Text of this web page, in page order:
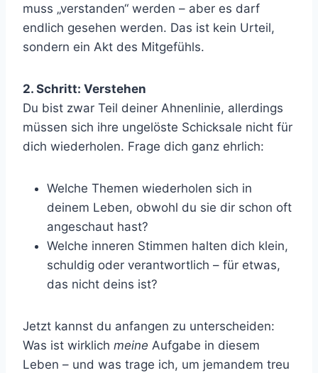
muss „verstanden“ werden – aber es darf
endlich gesehen werden. Das ist kein Urteil,
sondern ein Akt des Mitgefühls.
2. Schritt: Verstehen
Du bist zwar Teil deiner Ahnenlinie, allerdings
müssen sich ihre ungelöste Schicksale nicht für
dich wiederholen. Frage dich ganz ehrlich:
Welche Themen wiederholen sich in
deinem Leben, obwohl du sie dir schon oft
angeschaut hast?
Welche inneren Stimmen halten dich klein,
schuldig oder verantwortlich – für etwas,
das nicht deins ist?
Jetzt kannst du anfangen zu unterscheiden:
Was ist wirklich meine Aufgabe in diesem
Leben – und was trage ich, um jemandem treu